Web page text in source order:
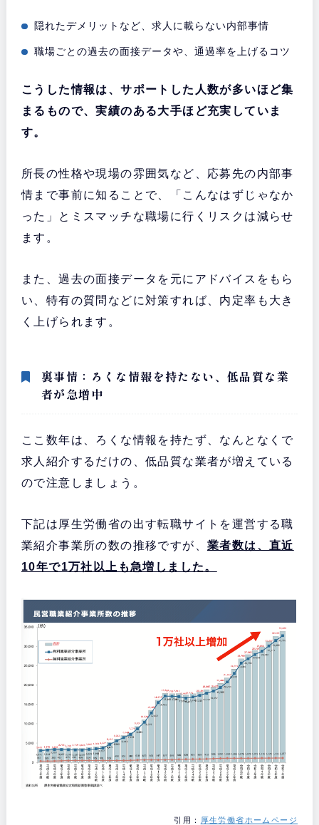
隠れたデメリットなど、求人に載らない内部事情
職場ごとの過去の面接データや、通過率を上げるコツ
こうした情報は、サポートした人数が多いほど集
まるもので、実績のある大手ほど充実していま
す。
所長の性格や現場の雰囲気など、応募先の内部事
情まで事前に知ることで、「こんなはずじゃなか
った」とミスマッチな職場に行くリスクは減らせ
ます。
また、過去の面接データを元にアドバイスをもら
い、特有の質問などに対策すれば、内定率も大き
く上げられます。
裏事情：ろくな情報を持たない、低品質な業
者が急増中
ここ数年は、ろくな情報を持たず、なんとなくで
求人紹介するだけの、低品質な業者が増えている
ので注意しましょう。
下記は厚生労働省の出す転職サイトを運営する職
業紹介事業所の数の推移ですが、 業者数は、直近
10年で1万社以上も急増しました。
引用： 厚生労働省ホームページ